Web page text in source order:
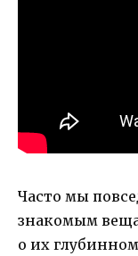
Часто мы
знакомым
о их